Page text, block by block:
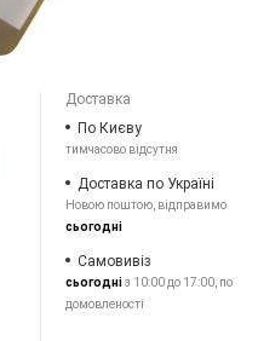
Доставка
По Києву
тимчасово відсутня
Доставка по Україні
Новою поштою, відправимо
сьогодні
Самовивіз
сьогодніз 10:00 до 17:00, по
домовленості